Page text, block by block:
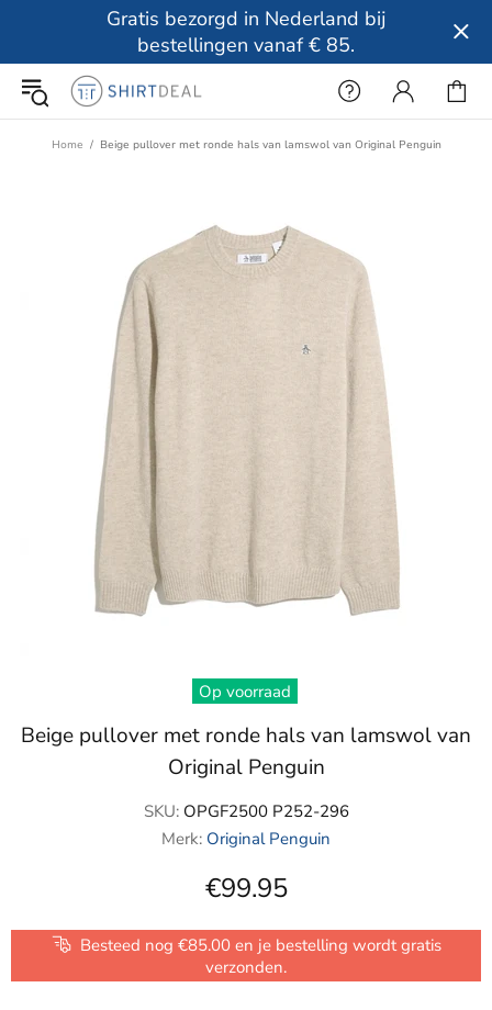
Gratis bezorgd in Nederland bij
bestellingen vanaf € 85.
Home Beige pullover met ronde hals van lamswol van Original Penguin
Op voorraad
Beige pullover met ronde hals van lamswol van
Original Penguin
SKU: OPGF2500 P252-296
Merk: Original Penguin
€99.95
Besteed nog €85.00 en je bestelling wordt gratis
verzonden.